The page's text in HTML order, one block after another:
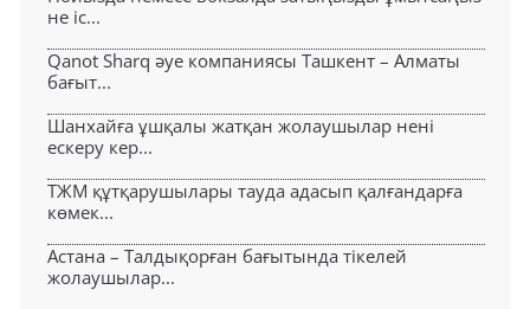
не іс...
Qanot Sharq әуе компаниясы Ташкент – Алматы
бағыт...
Шанхайға ұшқалы жатқан жолаушылар нені
ескеру кер...
ТЖМ құтқарушылары тауда адасып қалғандарға
көмек...
Астана – Талдықорған бағытында тікелей
жолаушылар...